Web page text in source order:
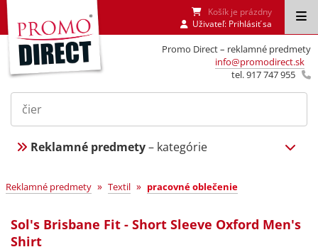
Promo Direct – reklamné predmety
info@promodirect.sk
tel. 917 747 955
Košík je prázdny
Uživateľ: Prihlásiť sa
Reklamné predmety– kategórie
Reklamné predmety » Textil » pracovné oblečenie
Sol's Brisbane Fit - Short Sleeve Oxford Men's
Shirt